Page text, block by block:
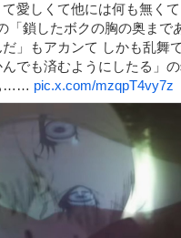
て愛しくて他には何も無く
「鎖したボクの胸の奥まで
だ」もアカンて しかも乱舞
でも済むようにしたる」
…… pic.x.com/mzqpT4vy7z